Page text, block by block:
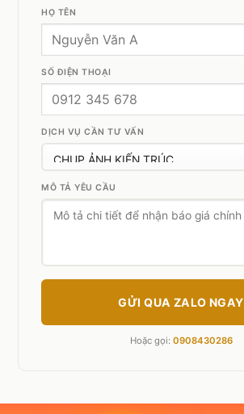
HỌ TÊN
SỐ ĐIỆN THOẠI
DỊCH VỤ CẦN TƯ VẤN
MÔ TẢ YÊU CẦU
GỬI QUA ZALO NGAY
Hoặc gọi: 0908430286